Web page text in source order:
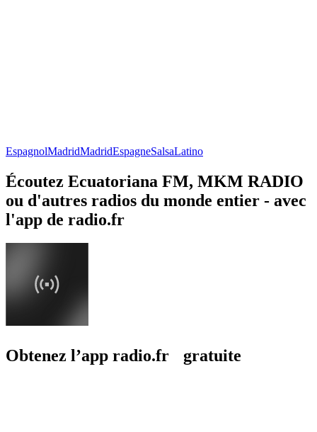
EspagnolMadridMadridEspagneSalsaLatino
Écoutez Ecuatoriana FM, MKM RADIO
ou d'autres radios du monde entier - avec
l'app de radio.fr
Obtenez l’app radio.fr gratuite